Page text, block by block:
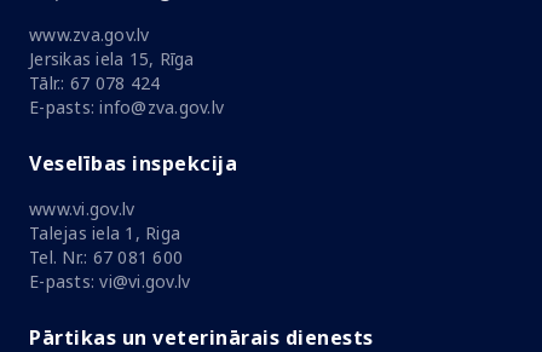
www.zva.gov.lv
Jersikas iela 15, Rīga
Tālr.: 67 078 424
E-pasts: info@zva.gov.lv
Veselības inspekcija
www.vi.gov.lv
Talejas iela 1, Riga
Tel. Nr.: 67 081 600
E-pasts: vi@vi.gov.lv
Pārtikas un veterinārais dienests